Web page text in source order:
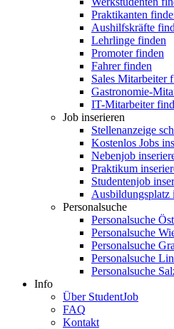
Praktikanten
Aushilfskräfte
Lehrlinge finden
Promoter finden
Fahrer finden
Sales Mitarbeiter
Gastronomie-
IT-Mitarbeiter
Job inserieren
Stellenanzeige
Kostenlos Jobs
Nebenjob
Praktikum
Studentenjob
Ausbildungsplatz
Personalsuche
Personalsuche
Personalsuche
Personalsuche
Personalsuche
Personalsuche
Info
Über StudentJob
FAQ
Kontakt